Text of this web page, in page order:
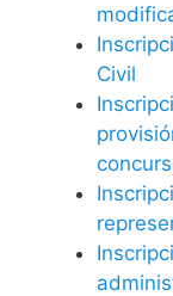
Civil